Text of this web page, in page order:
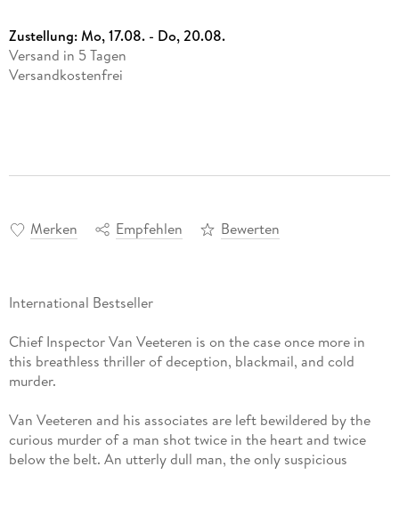
Zustellung:Mo, 17.08. - Do, 20.08.
Versand in 5 Tagen
Versandkostenfrei
Merken Empfehlen Bewerten
International Bestseller
Chief Inspector Van Veeteren is on the case once more in
this breathless thriller of deception, blackmail, and cold
murder.
Van Veeteren and his associates are left bewildered by the
curious murder of a man shot twice in the heart and twice
below the belt. An utterly dull man, the only suspicious